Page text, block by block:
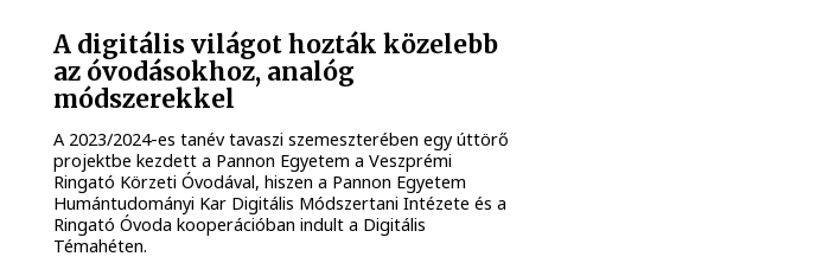
A digitális világot hozták közelebb
az óvodásokhoz, analóg
módszerekkel
A 2023/2024-es tanév tavaszi szemeszterében egy úttörő
projektbe kezdett a Pannon Egyetem a Veszprémi
Ringató Körzeti Óvodával, hiszen a Pannon Egyetem
Humántudományi Kar Digitális Módszertani Intézete és a
Ringató Óvoda kooperációban indult a Digitális
Témahéten.